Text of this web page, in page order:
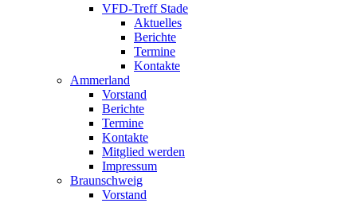
VFD-Treff Stade
Aktuelles
Berichte
Termine
Kontakte
Ammerland
Vorstand
Berichte
Termine
Kontakte
Mitglied werden
Impressum
Braunschweig
Vorstand